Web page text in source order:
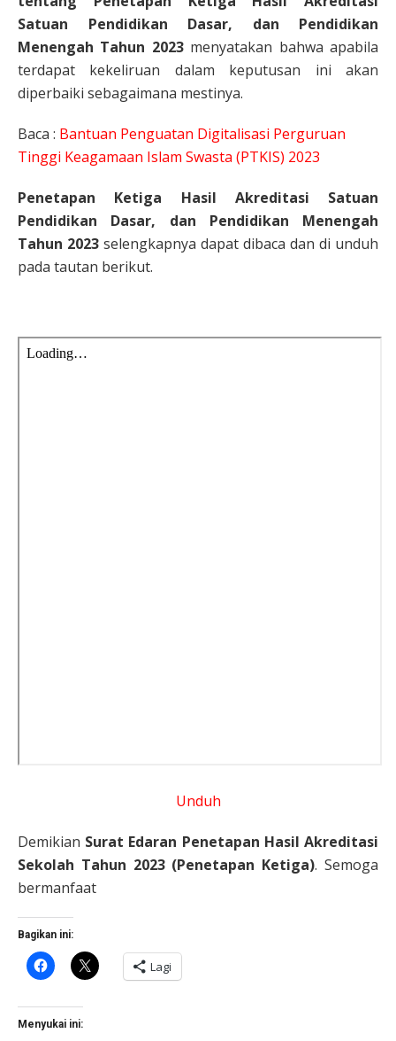
Satuan Pendidikan Dasar, dan Pendidikan
Menengah Tahun 2023menyatakan bahwa apabila
terdapat kekeliruan dalam keputusan ini akan
diperbaiki sebagaimana mestinya.
Baca : Bantuan Penguatan Digitalisasi Perguruan
Tinggi Keagamaan Islam Swasta (PTKIS) 2023
Penetapan Ketiga Hasil Akreditasi Satuan
Pendidikan Dasar, dan Pendidikan Menengah
Tahun 2023 selengkapnya dapat dibaca dan di unduh
pada tautan berikut.
Unduh
Demikian Surat Edaran Penetapan Hasil Akreditasi
Sekolah Tahun 2023 (Penetapan Ketiga). Semoga
bermanfaat
Bagikan ini:
Klik
untuk
Facebook(Membuka
di
jendela
Klik
untuk
berbagi
Lagi
Menyukai ini: